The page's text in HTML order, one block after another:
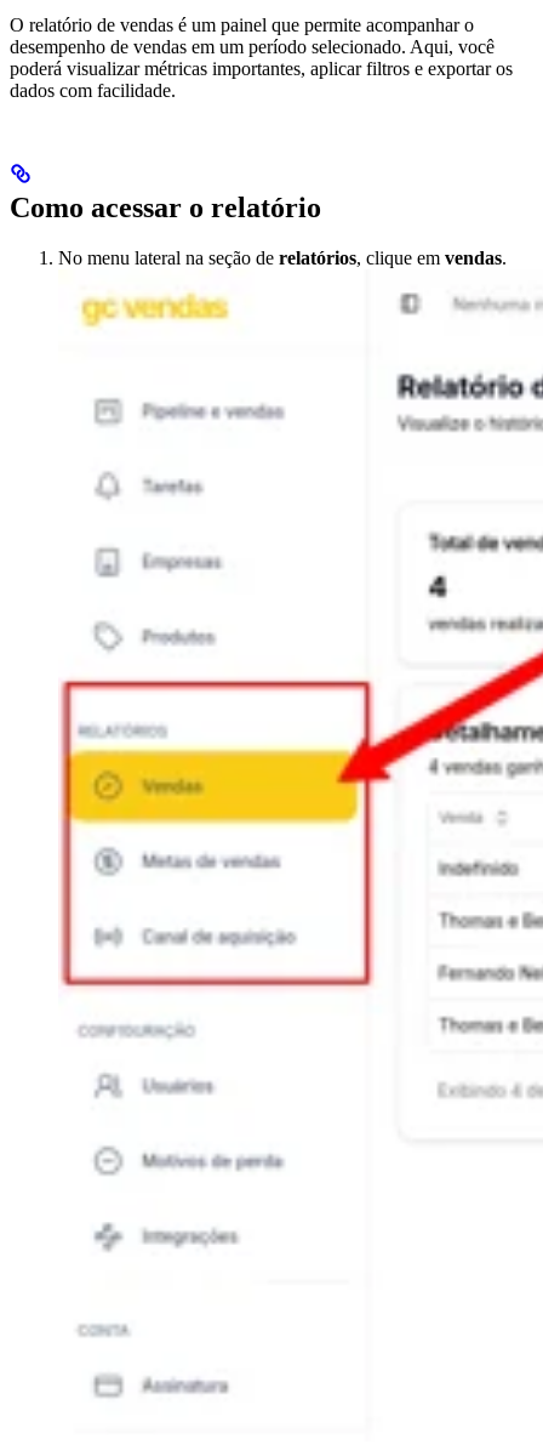
O relatório de vendas é um painel que permite acompanhar o
desempenho de vendas em um período selecionado. Aqui, você
poderá visualizar métricas importantes, aplicar filtros e exportar os
dados com facilidade.
Como acessar o relatório
No menu lateral na seção de relatórios, clique em vendas.